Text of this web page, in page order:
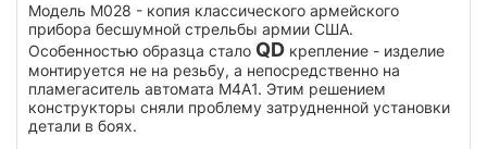
Модель M028 - копия классического армейского
прибора бесшумной стрельбы армии США.
Особенностью образца стало QD крепление - изделие
монтируется не на резьбу, а непосредственно на
пламегаситель автомата М4А1. Этим решением
конструкторы сняли проблему затрудненной установки
детали в боях.